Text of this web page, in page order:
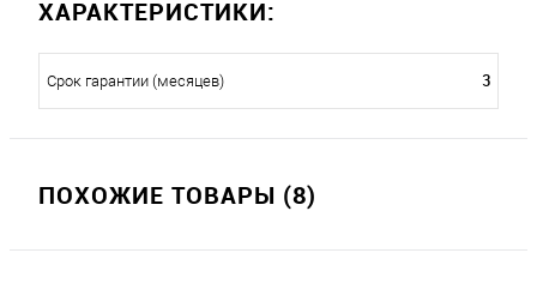
ХАРАКТЕРИСТИКИ:
Срок гарантии (месяцев) 3
ПОХОЖИЕ ТОВАРЫ (8)